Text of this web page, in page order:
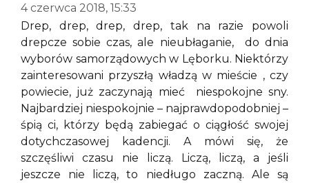
4 czerwca 2018, 15:33
Drep, drep, drep, drep, tak na razie powoli
drepcze sobie czas, ale nieubłaganie, do dnia
wyborów samorządowych w Lęborku. Niektórzy
zainteresowani przyszłą władzą w mieście , czy
powiecie, już zaczynają mieć niespokojne sny.
Najbardziej niespokojnie – najprawdopodobniej –
śpią ci, którzy będą zabiegać o ciągłość swojej
dotychczasowej kadencji. A mówi się, że
szczęśliwi czasu nie liczą. Liczą, liczą, a jeśli
jeszcze nie liczą, to niedługo zaczną. Ale są